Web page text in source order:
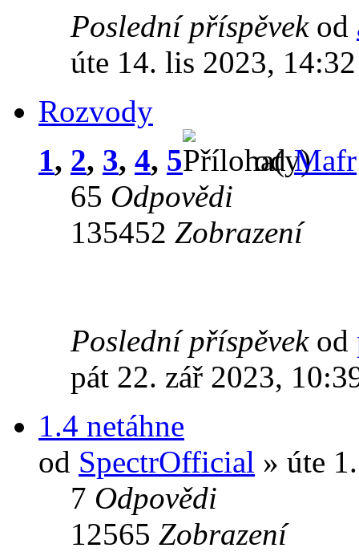
Poslední příspěvek od
úte 14. lis 2023, 14:32
Rozvody
1, 2, 3, 4, 5 odMafr
65 Odpovědi
135452 Zobrazení
Poslední příspěvek od
pát 22. zář 2023,
1.4 netáhne
od SpectrOfficial » úte
7 Odpovědi
12565 Zobrazení